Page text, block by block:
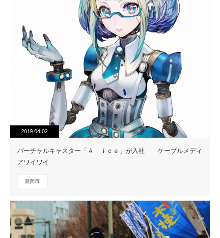
2019.04.02
バーチャルキャスター「Ａｌｉｃｅ」が入社 ケーブルメディ
アワイワイ
延岡市